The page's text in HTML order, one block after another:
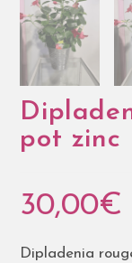
pot zinc
30,00€
Dipladenia